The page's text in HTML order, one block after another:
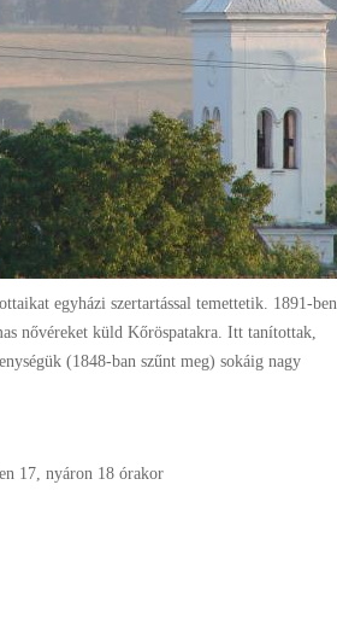
egyházi szertartással temettetik. 1891-ben
nővéreket küld Kőröspatakra. Itt tanítottak,
(1848-ban szűnt meg) sokáig nagy
17, nyáron 18 órakor